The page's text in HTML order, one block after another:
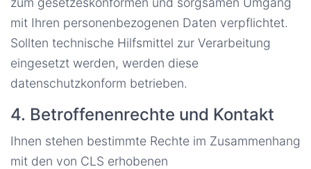
mit Ihren personenbezogenen Daten verpflichtet.
Sollten technische Hilfsmittel zur Verarbeitung
eingesetzt werden, werden diese
datenschutzkonform betrieben.
4. Betroffenenrechte und Kontakt
Ihnen stehen bestimmte Rechte im Zusammenhang
mit den von CLS erhobenen